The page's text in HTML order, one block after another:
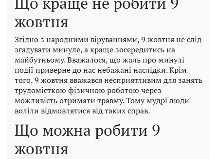
жовтня
Згідно з народними віруваннями, 9 жовтня не слід
згадувати минуле, а краще зосередитись на
майбутньому. Вважалося, що жаль про минулі
події приверне до нас небажані наслідки. Крім
того, 9 жовтня вважався несприятливим для занять
трудомісткою фізичною роботою через
можливість отримати травму. Тому мудрі люди
воліли відмовлятися від таких справ.
Що можна робити 9
жовтня